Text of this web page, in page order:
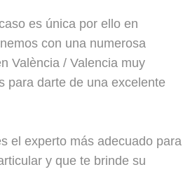
es única por ello en
con una numerosa
València / Valencia muy
para darte de una excelente
el experto más adecuado para
y que te brinde su